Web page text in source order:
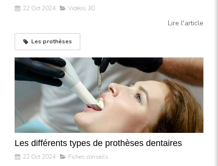
22 Oct 2024 Vidéos 3D
Lire l'article
Les prothèses
Les différents types de prothèses dentaires
22 Oct 2024 Fiches conseils